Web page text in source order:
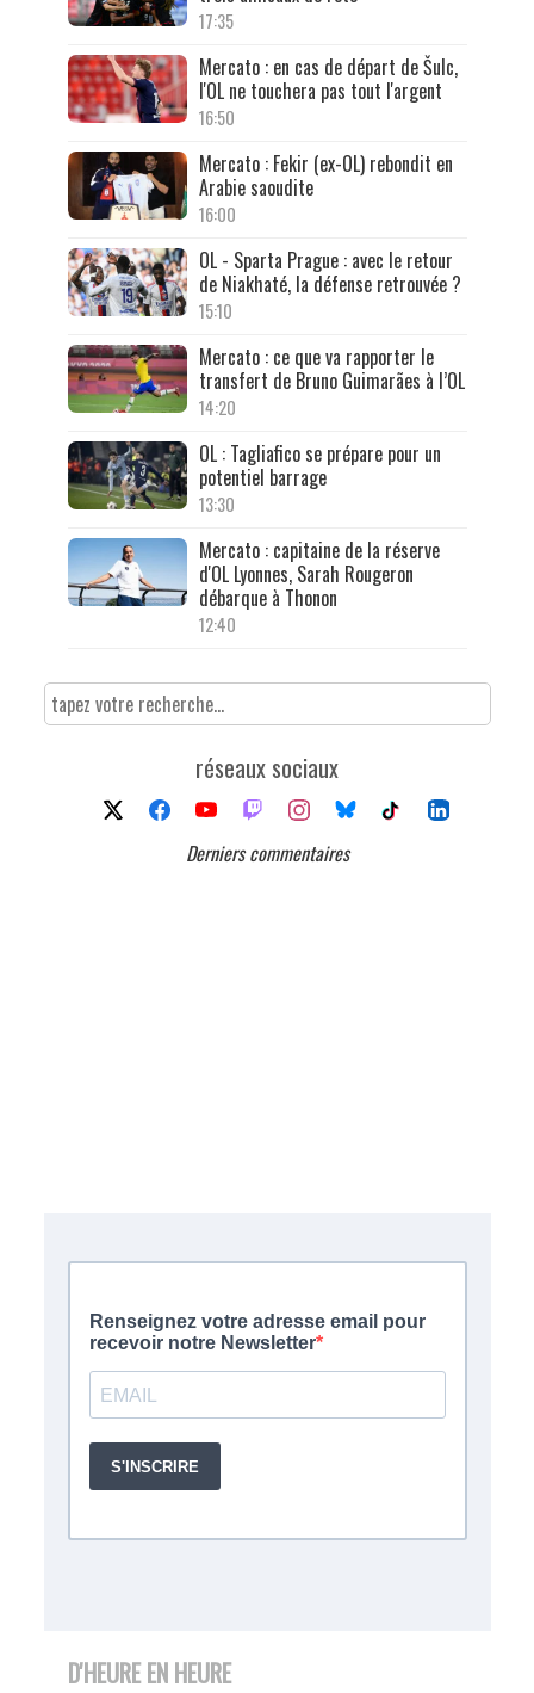
17:35
Mercato : en cas de départ de Šulc,
l'OL ne touchera pas tout l'argent
16:50
Mercato : Fekir (ex-OL) rebondit en
Arabie saoudite
16:00
OL - Sparta Prague : avec le retour
de Niakhaté, la défense retrouvée ?
15:10
Mercato : ce que va rapporter le
transfert de Bruno Guimarães à l’OL
14:20
OL : Tagliafico se prépare pour un
potentiel barrage
13:30
Mercato : capitaine de la réserve
d'OL Lyonnes, Sarah Rougeron
débarque à Thonon
12:40
réseaux sociaux
Derniers commentaires
D'HEURE EN HEURE